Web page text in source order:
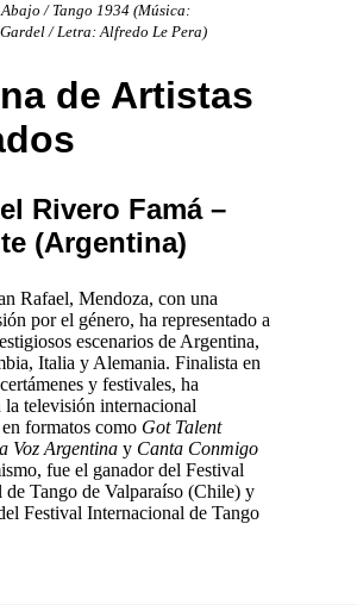
/ Tango 1934 (Música:
/ Letra: Alfredo Le Pera)
de Artistas
Rivero Famá –
(Argentina)
Rafael, Mendoza, con una
por el género, ha representado a
escenarios de Argentina,
Italia y Alemania. Finalista en
y festivales, ha
la televisión internacional
formatos como Got Talent
Voz Argentina y Canta Conmigo
fue el ganador del Festival
de Tango de Valparaíso (Chile) y
Festival Internacional de Tango